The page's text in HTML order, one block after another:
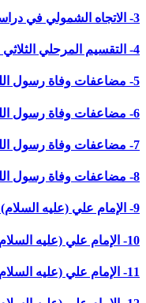
3- الاتجاه الشمولي في دراسة حياة أئمّة أهل البيت (عليهم السلام)
4- التقسيم المرحلي الثلاثي لحياة أئمّة أهل البيت (عليهم السلام)، مع مقدّمة حول عناصر التجربة الإسلاميّة وعوامل انحرافها
5- مضاعفات وفاة رسول الله (صلّى الله عليه وآله) (1) .. الامّة الإسلاميّة .. طاقة حراريّة أم وعي مستنير؟! (بدون تاريخ)
6- مضاعفات وفاة رسول الله (صلّى الله عليه وآله) (2) .. عوامل انحراف التجربة الإسلاميّة ودور الأئمّة (عليهم السلام) في مواجهته (بدون تاريخ)
7- مضاعفات وفاة رسول الله (صلّى الله عليه وآله) (3) .. وضع الأمّة الإسلاميّة وموانع تزعّم الإمام علي (عليه السلام) (بدون تاريخ)
8- مضاعفات وفاة رسول الله (صلّى الله عليه وآله) (4) .. الإمام علي (عليه السلام) بين تصحيح الانحراف وتحصين الامّة (بدون تاريخ)
9- الإمام علي (عليه السلام) بعد استلام الحكم (1) .. مبرّرات رفض المساومات وأنصاف الحلول (1)
10- الإمام علي (عليه السلام) بعد استلام الحكم (2) .. مبرّرات رفض المساومات وأنصاف الحلول (2)
11- الإمام علي (عليه السلام) بعد استلام الحكم (3) .. لماذا كان معاوية أقدر على الاستمرار بخطّه (1)؟! (آخر محرّم/ 1388 ه-)